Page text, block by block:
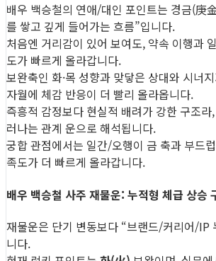
배우 백승철의 연애/대인 포인트는 경금(庚
를 쌓고 깊게 들어가는 흐름”입니다.
처음엔 거리감이 있어 보여도, 약속 이행과
도가 빠르게 올라갑니다.
보완축인 화·목 성향과 맞닿은 상대와 시너
자월에 체감 반응이 더 빨리 올라옵니다.
즉흥적 감정보다 현실적 배려가 강한 구조
러나는 관계 운으로 해석됩니다.
궁합 관점에서는 일간/오행이 금 축과 부드
족도가 더 빠르게 올라갑니다.
배우 백승철 사주 재물운: 누적형 체급 상승
재물운은 단기 변동보다 “브랜드/커리어/IP
니다.